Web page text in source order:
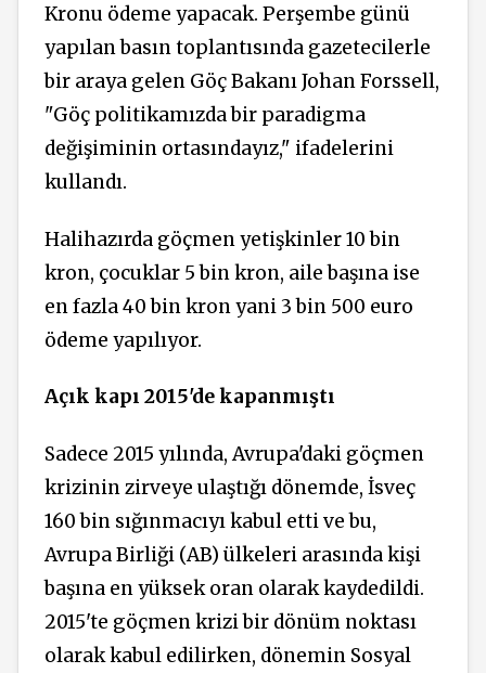
Kronu ödeme yapacak. Perşembe günü
yapılan basın toplantısında gazetecilerle
bir araya gelen Göç Bakanı Johan Forssell,
"Göç politikamızda bir paradigma
değişiminin ortasındayız," ifadelerini
kullandı.
Halihazırda göçmen yetişkinler 10 bin
kron, çocuklar 5 bin kron, aile başına ise
en fazla 40 bin kron yani 3 bin 500 euro
ödeme yapılıyor.
Açık kapı 2015'de kapanmıştı
Sadece 2015 yılında, Avrupa'daki göçmen
krizinin zirveye ulaştığı dönemde, İsveç
160 bin sığınmacıyı kabul etti ve bu,
Avrupa Birliği (AB) ülkeleri arasında kişi
başına en yüksek oran olarak kaydedildi.
2015'te göçmen krizi bir dönüm noktası
olarak kabul edilirken, dönemin Sosyal